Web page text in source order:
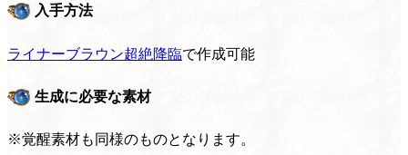
入手方法
ライナーブラウン超絶降臨で作成可能
生成に必要な素材
※覚醒素材も同様のものとなります。